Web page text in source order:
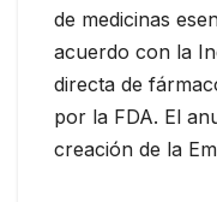
de medicinas
acuerdo con la
directa de
por la FDA. El
creación de la